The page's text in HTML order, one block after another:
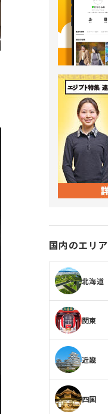
国内のエリア
北海道
関東
近畿
四国